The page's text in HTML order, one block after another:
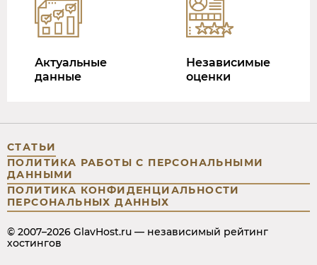
Актуальные
данные
Независимые
оценки
© 2007–2026 GlavHost.ru — независимый рейтинг
хостингов
СТАТЬИ
ПОЛИТИКА РАБОТЫ С ПЕРСОНАЛЬНЫМИ
ДАННЫМИ
ПОЛИТИКА КОНФИДЕНЦИАЛЬНОСТИ
ПЕРСОНАЛЬНЫХ ДАННЫХ